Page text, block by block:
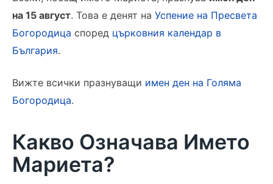
на 15 август. Това е денят на Успение на Пресвета
Богородица според църковния календар в
България.
Вижте всички празнуващи имен ден на Голяма
Богородица.
Какво Означава Името
Мариета?